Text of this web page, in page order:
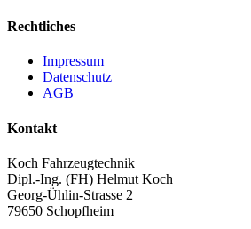
Rechtliches
Impressum
Datenschutz
AGB
Kontakt
Koch Fahrzeugtechnik
Dipl.-Ing. (FH) Helmut Koch
Georg-Ühlin-Strasse 2
79650 Schopfheim